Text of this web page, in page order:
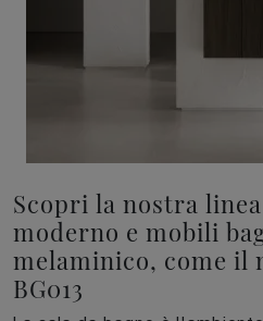
Scopri la nostra
moderno e mobili
melaminico, come il
BG013